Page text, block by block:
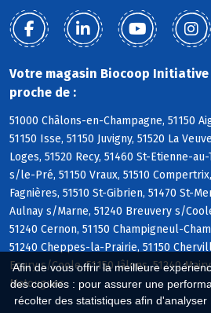
Afin de vous offrir la meilleure
des cookies : pour assurer une
récolter des statistiques afin
Votre magasin Biocoop Initiative
proche de :
51000 Châlons-en-Champagne, 51150
51150 Isse, 51150 Juvigny, 51520 La
Loges, 51520 Recy, 51460 St-Etienne-
s/le-Pré, 51150 Vraux, 51510 Compertrix,
Fagnières, 51510 St-Gibrien, 51470 St-
Aulnay s/Marne, 51240 Breuvery s/
51240 Cernon, 51150 Champigneul-
51240 Cheppes-la-Prairie, 51150
Ecury s/Coole, 51150 Jâlons, 51240
Matougues